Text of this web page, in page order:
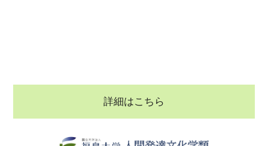
詳細はこちら